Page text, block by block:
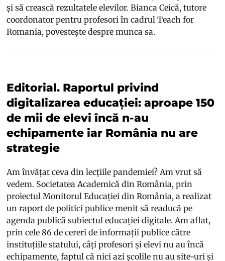
și să crească rezultatele elevilor. Bianca Ceică, tutore
coordonator pentru profesori în cadrul Teach for
Romania, povestește despre munca sa.
Editorial. Raportul privind
digitalizarea educației: aproape 150
de mii de elevi încă n-au
echipamente iar România nu are
strategie
Am învățat ceva din lecțiile pandemiei? Am vrut să
vedem. Societatea Academică din România, prin
proiectul Monitorul Educației din România, a realizat
un raport de politici publice menit să readucă pe
agenda publică subiectul educației digitale. Am aflat,
prin cele 86 de cereri de informații publice către
instituțiile statului, câți profesori și elevi nu au încă
echipamente, faptul că nici azi școlile nu au site-uri și